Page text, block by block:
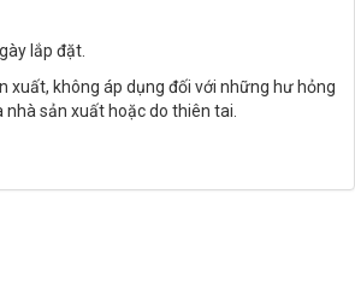
lắp đặt.
xuất, không áp dụng đối với những hư hỏng
sản xuất hoặc do thiên tai.